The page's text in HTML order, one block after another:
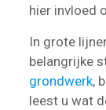
hier invloed
In grote
belangrijke
grondwerk,
leest u wat